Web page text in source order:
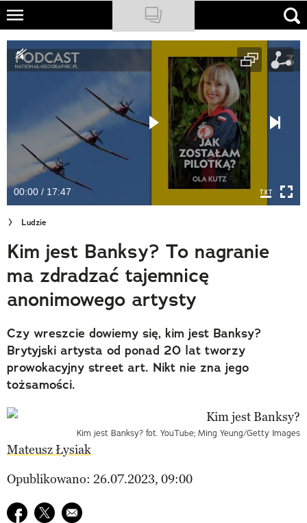
Skip
main
content
NATIONAL GEOGRAPHIC
TRAVELER
Sklep
Newsletter
Cuda Polski
Wielki Konkurs Fotograficzny
Trendbook Podróżniczy
Polecane
00:00 / 17:47
Ludzie
Kim jest Banksy? To nagranie
ma zdradzać tajemnicę
anonimowego artysty
Czy wreszcie dowiemy się, kim jest Banksy?
Brytyjski artysta od ponad 20 lat tworzy
prowokacyjny street art. Nikt nie zna jego
tożsamości.
Kim jest Banksy? fot. YouTube; Ming Yeung/Getty Images
Mateusz Łysiak
Opublikowano: 26.07.2023, 09:00
Udostępnij na facebook
Udostępnij na twitter
E-mail do przyjaciela